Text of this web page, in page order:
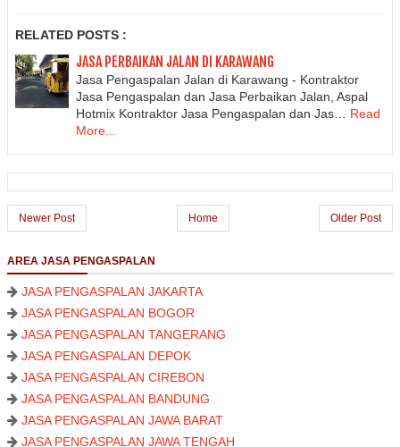
RELATED POSTS :
JASA PERBAIKAN JALAN DI KARAWANG
Jasa Pengaspalan Jalan di Karawang - Kontraktor
Jasa Pengaspalan dan Jasa Perbaikan Jalan, Aspal
Hotmix Kontraktor Jasa Pengaspalan dan Jas…
Read
More...
Newer Post Older Post
Home
AREA JASA PENGASPALAN
JASA PENGASPALAN JAKARTA
JASA PENGASPALAN BOGOR
JASA PENGASPALAN TANGERANG
JASA PENGASPALAN DEPOK
JASA PENGASPALAN CIREBON
JASA PENGASPALAN BANDUNG
JASA PENGASPALAN JAWA BARAT
JASA PENGASPALAN JAWA TENGAH